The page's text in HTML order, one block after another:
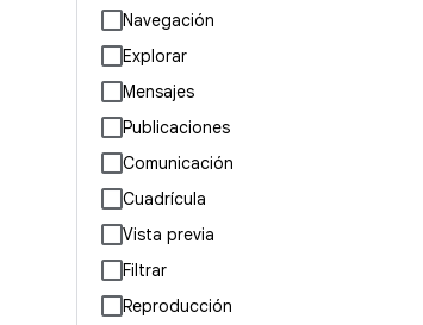
Navegación
Explorar
Mensajes
Publicaciones
Comunicación
Cuadrícula
Vista previa
Filtrar
Reproducción